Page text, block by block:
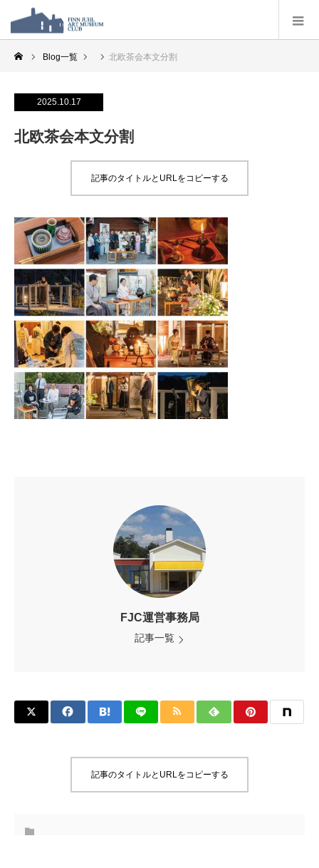
Blog一覧 北欧茶会本文分割
2025.10.17
北欧茶会本文分割
記事のタイトルとURLをコピーする
FJC運営事務局
記事一覧
記事のタイトルとURLをコピーする